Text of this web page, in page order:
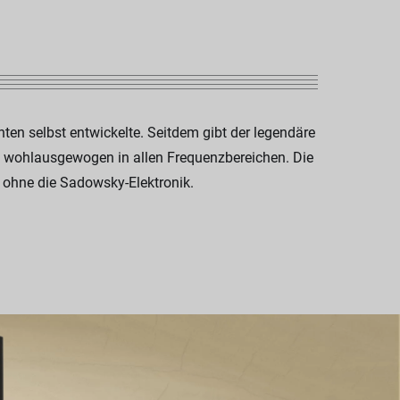
selbst entwickelte. Seitdem gibt der legendäre
in allen Frequenzbereichen. Die
die Sadowsky-Elektronik.